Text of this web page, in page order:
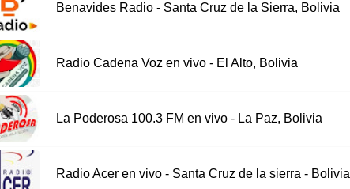
Benavides Radio - Santa Cruz de la Sierra, Bolivia
Radio Cadena Voz en vivo - El Alto, Bolivia
La Poderosa 100.3 FM en vivo - La Paz, Bolivia
Radio Acer en vivo - Santa Cruz de la sierra - Bolivia